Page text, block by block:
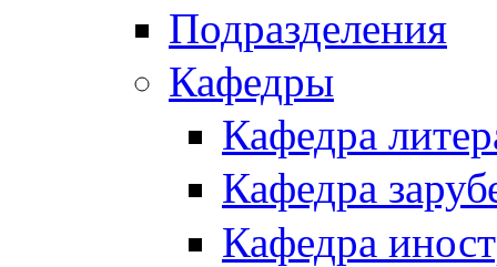
Подразделения
Кафедры
Кафедра
Кафедра
Кафедра